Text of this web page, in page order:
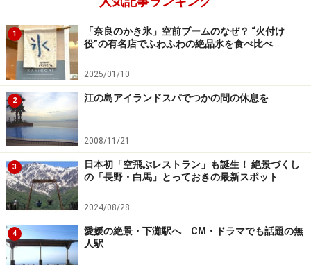
1
「奈良のかき氷」空前ブームのなぜ？ “火付け
役”の有名店でふわふわの絶品氷を食べ比べ
2025/01/10
2 江の島アイランドスパでつかの間の休息を
2008/11/21
3
日本初「空飛ぶレストラン」も誕生！ 絶景づくし
の「長野・白馬」とっておきの最新スポット
2024/08/28
4
愛媛の絶景・下灘駅へ CM・ドラマでも話題の無
人駅